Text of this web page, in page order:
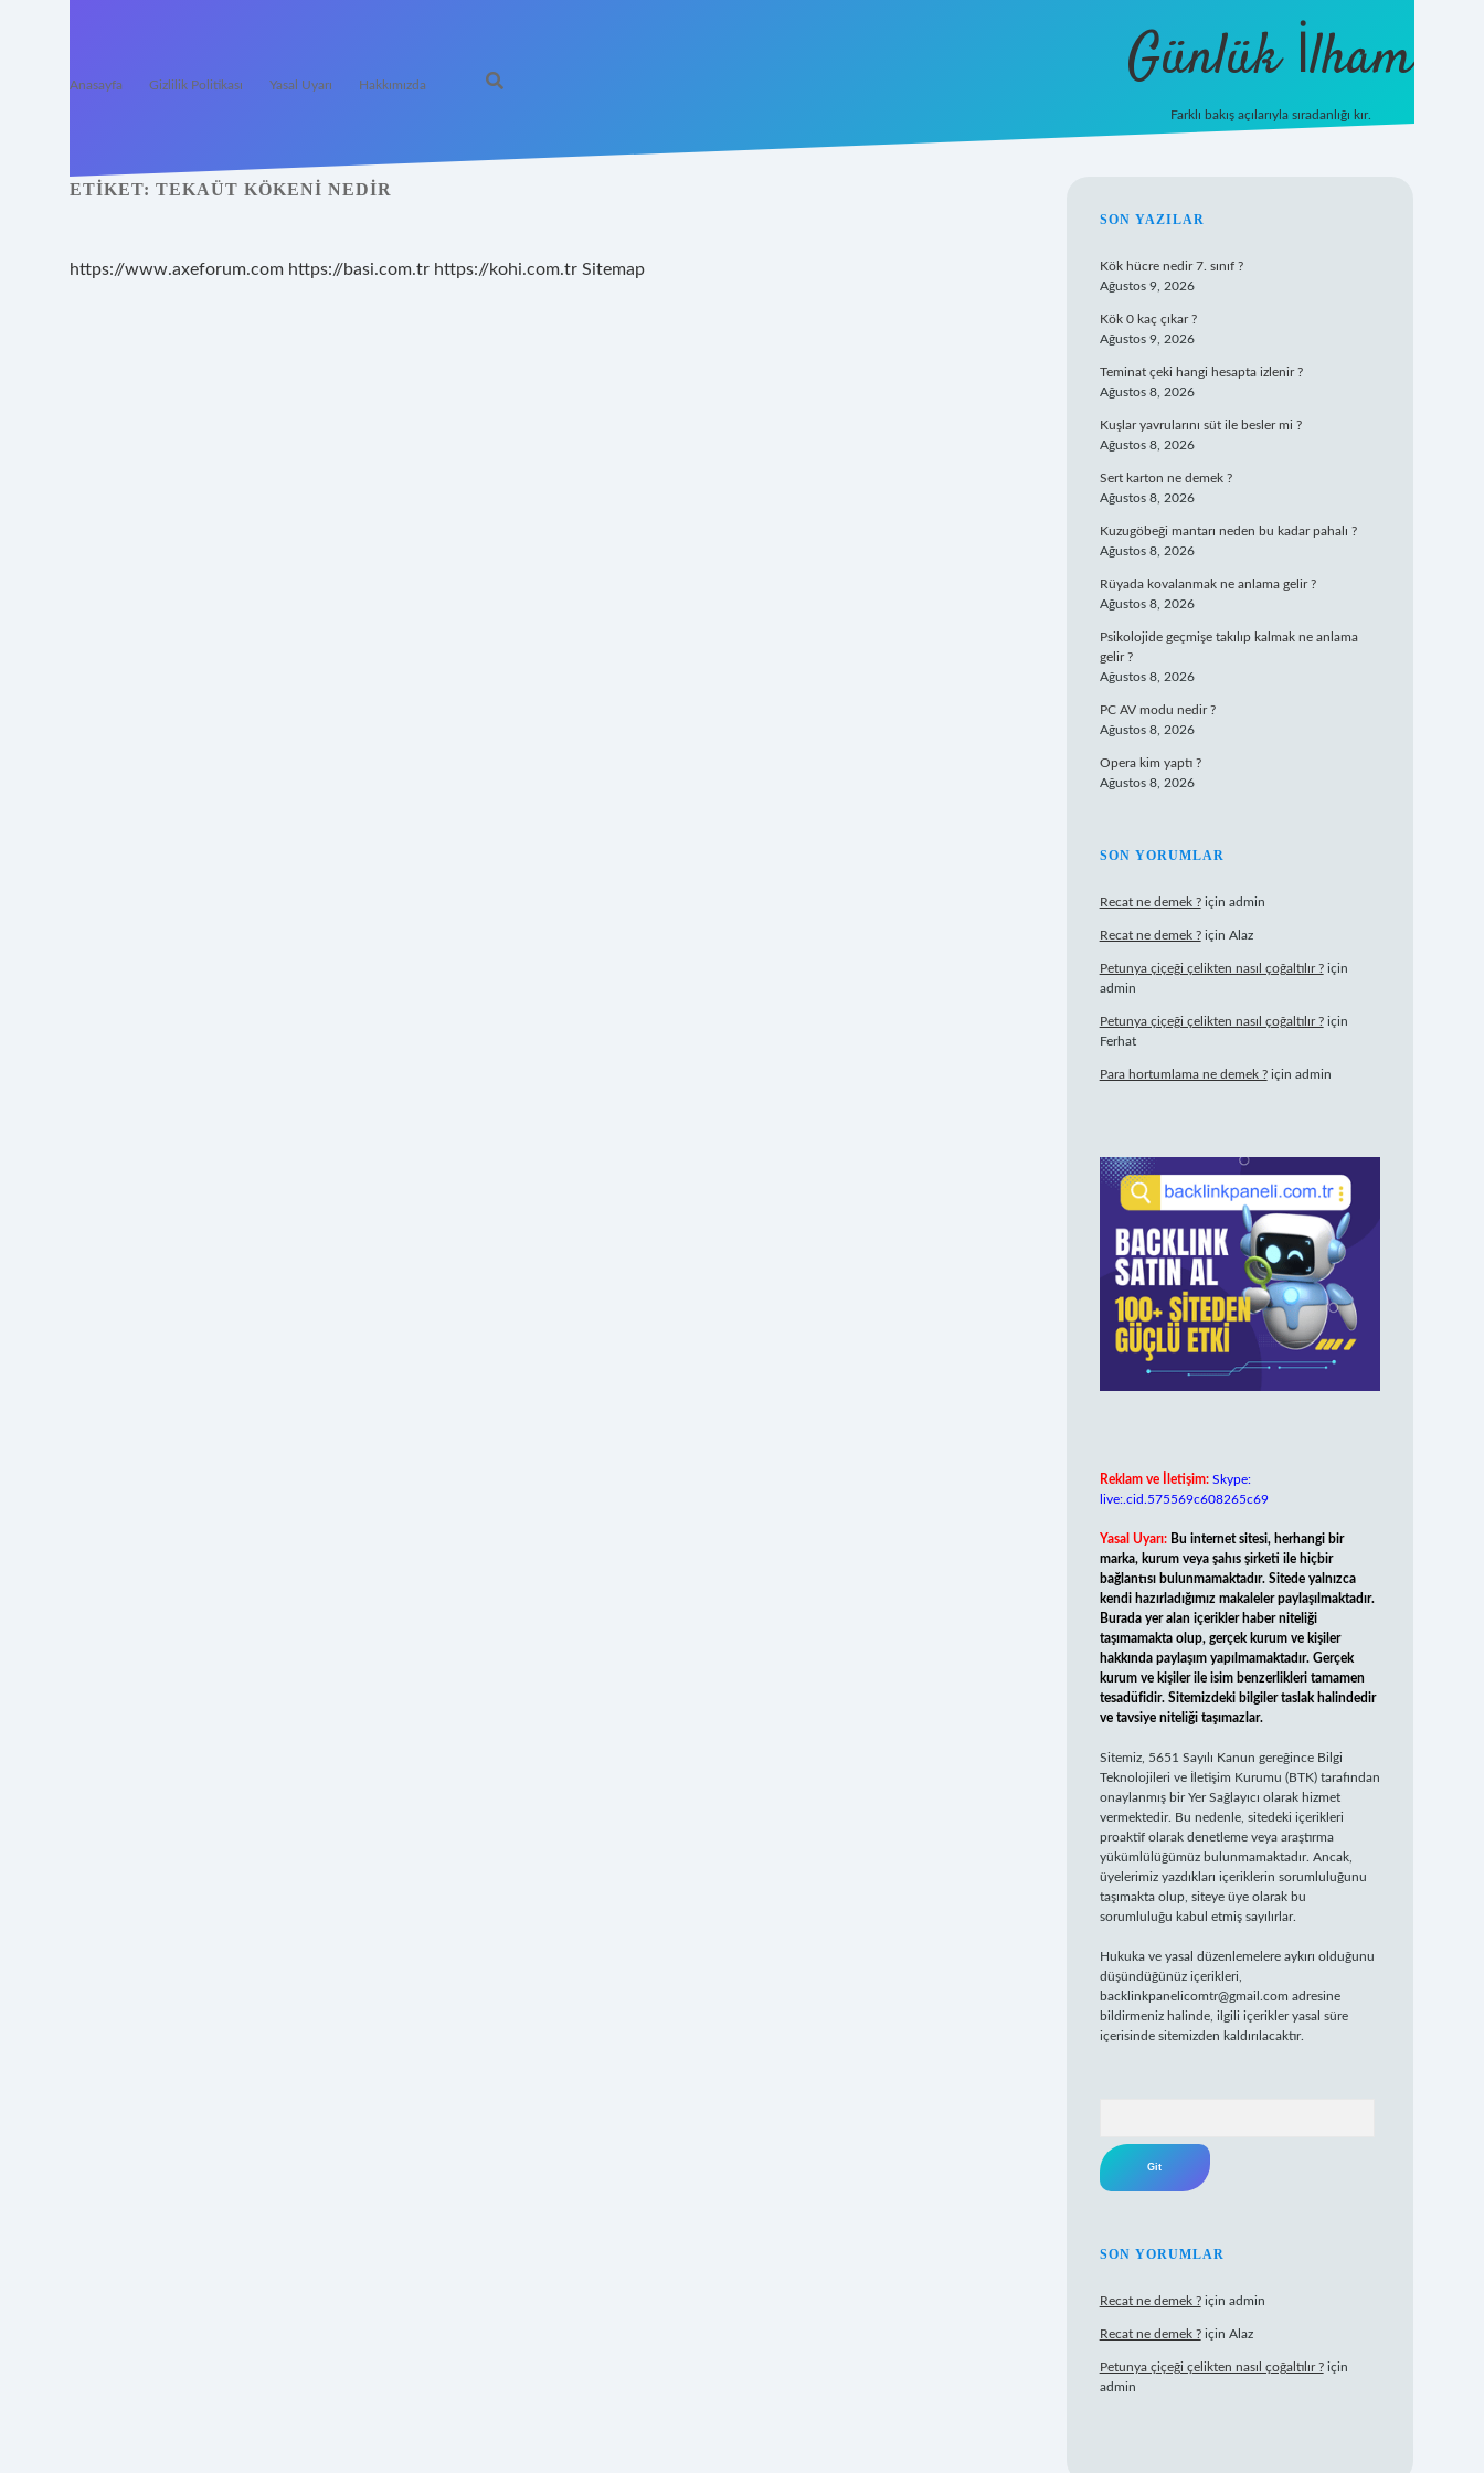
Anasayfa Gizlilik Politikası Yasal Uyarı Hakkımızda Günlük İlham
Farklı bakış açılarıyla sıradanlığı kır.
ETIKET: TEKAÜT KÖKENI NEDIR
https://www.axeforum.com https://basi.com.tr https://kohi.com.tr Sitemap
SIDEBAR
SON YAZILAR
Kök hücre nedir 7. sınıf ?
Ağustos 9, 2026
Kök 0 kaç çıkar ?
Ağustos 9, 2026
Teminat çeki hangi hesapta izlenir ?
Ağustos 8, 2026
Kuşlar yavrularını süt ile besler mi ?
Ağustos 8, 2026
Sert karton ne demek ?
Ağustos 8, 2026
Kuzugöbeği mantarı neden bu kadar pahalı ?
Ağustos 8, 2026
Rüyada kovalanmak ne anlama gelir ?
Ağustos 8, 2026
Psikolojide geçmişe takılıp kalmak ne anlama
gelir ?
Ağustos 8, 2026
PC AV modu nedir ?
Ağustos 8, 2026
Opera kim yaptı ?
Ağustos 8, 2026
SON YORUMLAR
Recat ne demek ?için admin
Recat ne demek ?için Alaz
Petunya çiçeği çelikten nasıl çoğaltılır ?için
admin
Petunya çiçeği çelikten nasıl çoğaltılır ?için
Ferhat
Para hortumlama ne demek ?için admin
Reklam ve İletişim: Skype:
live:.cid.575569c608265c69
Yasal Uyarı: Bu internet sitesi, herhangi bir
marka, kurum veya şahıs şirketi ile hiçbir
bağlantısı bulunmamaktadır. Sitede yalnızca
kendi hazırladığımız makaleler paylaşılmaktadır.
Burada yer alan içerikler haber niteliği
taşımamakta olup, gerçek kurum ve kişiler
hakkında paylaşım yapılmamaktadır. Gerçek
kurum ve kişiler ile isim benzerlikleri tamamen
tesadüfidir. Sitemizdeki bilgiler taslak halindedir
ve tavsiye niteliği taşımazlar.
Sitemiz, 5651 Sayılı Kanun gereğince Bilgi
Teknolojileri ve İletişim Kurumu (BTK) tarafından
onaylanmış bir Yer Sağlayıcı olarak hizmet
vermektedir. Bu nedenle, sitedeki içerikleri
proaktif olarak denetleme veya araştırma
yükümlülüğümüz bulunmamaktadır. Ancak,
üyelerimiz yazdıkları içeriklerin sorumluluğunu
taşımakta olup, siteye üye olarak bu
sorumluluğu kabul etmiş sayılırlar.
Hukuka ve yasal düzenlemelere aykırı olduğunu
düşündüğünüz içerikleri,
backlinkpanelicomtr@gmail.com adresine
bildirmeniz halinde, ilgili içerikler yasal süre
içerisinde sitemizden kaldırılacaktır.
SON YORUMLAR
Recat ne demek ?için admin
Recat ne demek ?için Alaz
Petunya çiçeği çelikten nasıl çoğaltılır ?için
admin